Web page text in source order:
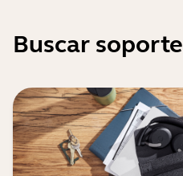
Buscar soporte